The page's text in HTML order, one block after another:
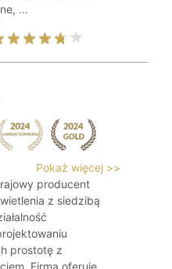
...
Pokaż więcej >>
producent
z siedzibą
prostotę z
Firma oferuje